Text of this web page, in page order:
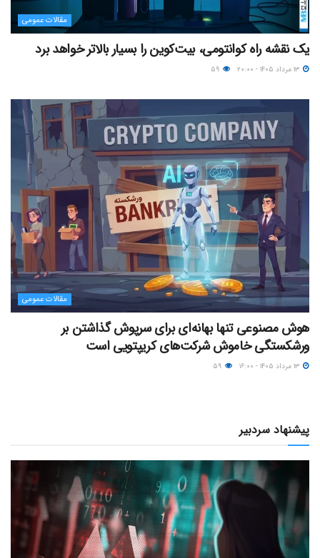
مقالات عمومی
یک نقشه راه کوانتومی، بیت‌کوین را بسیار بالاتر خواهد برد
مقالات عمومی
هوش مصنوعی تنها بهانه‌ای برای سرپوش گذاشتن بر
ورشکستگی خاموش شرکت‌های کریپتویی است
پیشنهاد سردبیر